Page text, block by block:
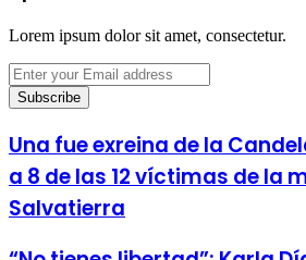
Lorem ipsum dolor sit amet, consectetur.
Enter
your
Email
Una fue exreina de la
a 8 de las 12 víctimas de la
Salvatierra